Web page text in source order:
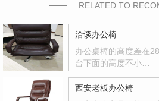
RELATED TO
洽谈办公椅
办公桌椅的高度差在
台下面的高度不小…
西安老板办公椅